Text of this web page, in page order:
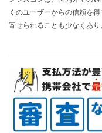
くのユーザーからの信頼を
寄せられることも少なくあ